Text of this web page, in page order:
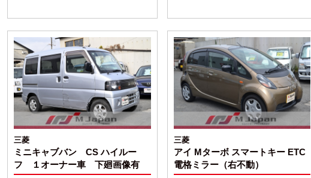
三菱
ミニキャブバン CS ハイルー
フ １オーナー車 下廻画像有
三菱
アイ Mターボ スマートキー ETC
電格ミラー（右不動）